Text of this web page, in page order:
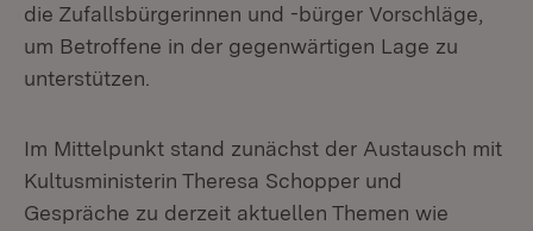
die Zufallsbürgerinnen und -bürger Vorschläge,
um Betroffene in der gegenwärtigen Lage zu
unterstützen.
Im Mittelpunkt stand zunächst der Austausch mit
Kultusministerin Theresa Schopper und
Gespräche zu derzeit aktuellen Themen wie